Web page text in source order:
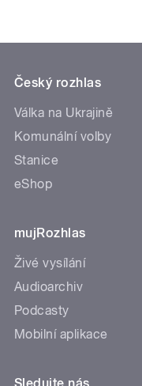
Český rozhlas
Válka na Ukrajině
Komunální volby
Stanice
eShop
mujRozhlas
Živé vysílání
Audioarchiv
Podcasty
Mobilní aplikace